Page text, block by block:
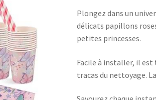
Plongez dans un
délicats papillons
petites princesses.
Facile à installer, il
tracas du nettoyage.